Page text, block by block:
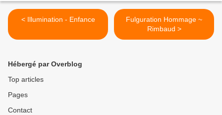
< Illumination - Enfance
Fulguration Hommage ~
Rimbaud >
Hébergé par Overblog
Top articles
Pages
Contact